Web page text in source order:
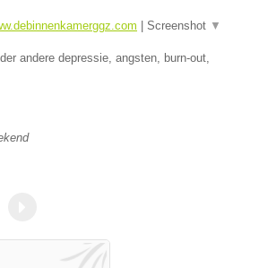
| Screenshot ▼
andere depressie, angsten, burn-out,